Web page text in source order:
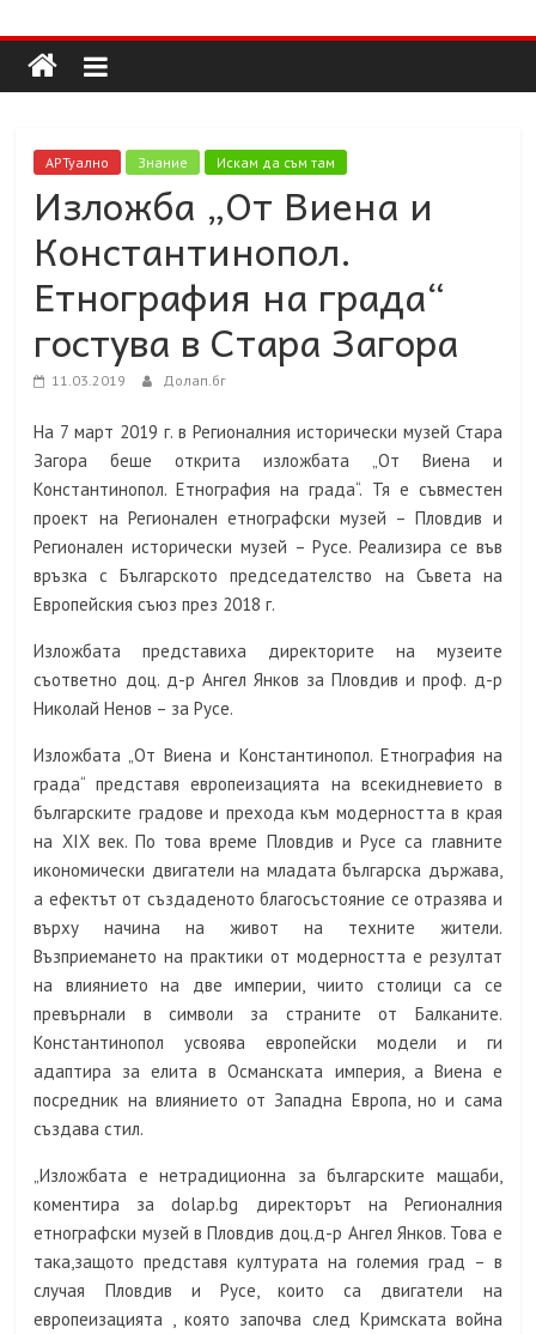
to
content
Долап
БГ
култура|
пътешествия|
мода|
събития|
кухня|
минало|
АРТуално Знание Искам да съм там
Изложба „От Виена и
Константинопол.
Етнография на града“
гостува в Стара Загора
11.03.2019 Долап.бг
На 7 март 2019 г. в Регионалния исторически музей Стара
Загора беше открита изложбата „От Виена и
Константинопол. Етнография на града“. Тя е съвместен
проект на Регионален етнографски музей – Пловдив и
Регионален исторически музей – Русе. Реализира се във
връзка с Българското председателство на Съвета на
Европейския съюз през 2018 г.
Изложбата представиха директорите на музеите
съответно доц. д-р Ангел Янков за Пловдив и проф. д-р
Николай Ненов – за Русе.
Изложбата „От Виена и Константинопол. Етнография на
града“ представя европеизацията на всекидневието в
българските градове и прехода към модерността в края
на ХІХ век. По това време Пловдив и Русе са главните
икономически двигатели на младата българска държава,
а ефектът от създаденото благосъстояние се отразява и
върху начина на живот на техните жители.
Възприемането на практики от модерността е резултат
на влиянието на две империи, чиито столици са се
превърнали в символи за страните от Балканите.
Константинопол усвоява европейски модели и ги
адаптира за елита в Османската империя, а Виена е
посредник на влиянието от Западна Европа, но и сама
създава стил.
„Изложбата е нетрадиционна за българските мащаби,
коментира заdolap.bg директорът на Регионалния
етнографски музей в Пловдив доц.д-р Ангел Янков. Това е
така,защото представя културата на големия град – в
случая Пловдив и Русе, които са двигатели на
европеизацията , която започва след Кримската война